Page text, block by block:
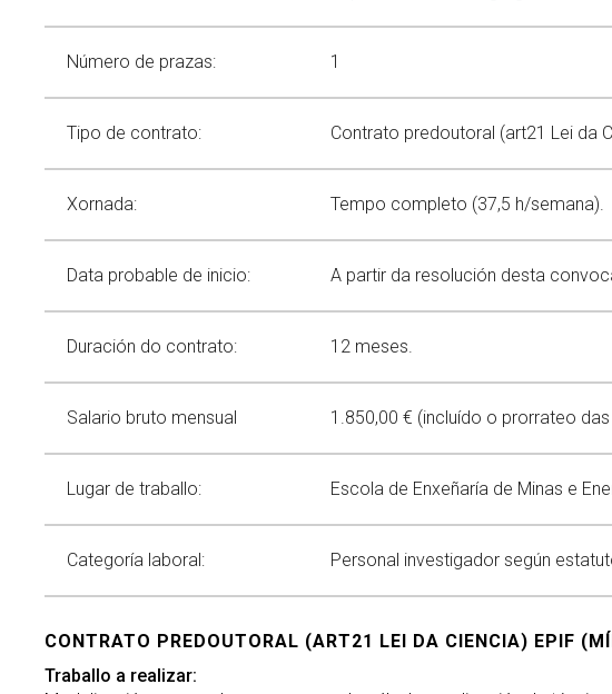
Spin offs
News
Calendar
Equality Policy
Equality in research
Equality in CINTECX
Search
Search
for:
Número de prazas: 1
Tipo de contrato: Contrato predoutoral (art21 Lei da
Xornada: Tempo completo (37,5 h/semana).
Data probable de inicio: A partir da resolución desta
Duración do contrato: 12 meses.
Salario bruto mensual 1.850,00 € (incluído o prorrateo
Lugar de traballo: Escola de Enxeñaría de Minas e
Categoría laboral: Personal investigador según
CONTRATO PREDOUTORAL (ART21 LEI DA CIENCIA) EPIF
Traballo a realizar: